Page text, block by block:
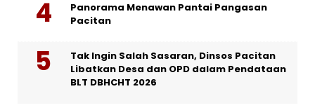
Panorama Menawan Pantai Pangasan
Pacitan
Tak Ingin Salah Sasaran, Dinsos Pacitan
Libatkan Desa dan OPD dalam Pendataan
BLT DBHCHT 2026